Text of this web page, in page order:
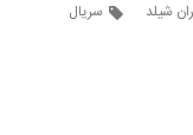
شیلد سریال